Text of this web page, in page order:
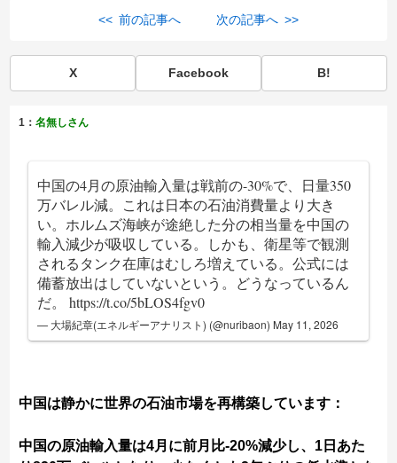
<< 前の記事へ 次の記事へ >>
X Facebook B!
1：名無しさん
中国の4月の原油輸入量は戦前の-30%で、日量350
万バレル減。これは日本の石油消費量より大き
い。ホルムズ海峡が途絶した分の相当量を中国の
輸入減少が吸収している。しかも、衛星等で観測
されるタンク在庫はむしろ増えている。公式には
備蓄放出はしていないという。どうなっているん
だ。https://t.co/5bLOS4fgv0
— 大場紀章(エネルギーアナリスト) (@nuribaon) May 11, 2026
中国は静かに世界の石油市場を再構築しています：
中国の原油輸入量は4月に前月比-20%減少し、1日あた